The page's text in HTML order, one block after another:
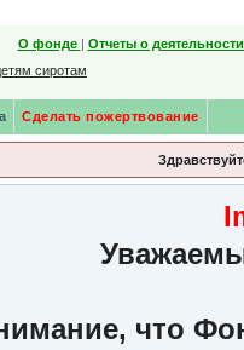
О фонде | Отчеты о
Сделать пожертвование
что